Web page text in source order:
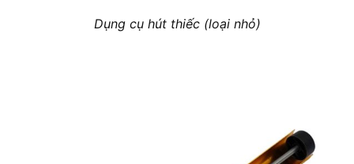
Dụng cụ hút thiếc (loại nhỏ)